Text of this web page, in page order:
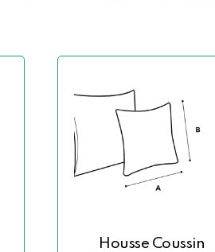
Housse Coussin